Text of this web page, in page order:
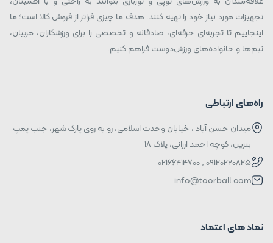
تجهیزات مورد نیاز خود را تهیه کنند. هدف ما چیزی فراتر از فروش کالا است؛ ما
اینجاییم تا تجربه‌ای حرفه‌ای، صادقانه و تخصصی را برای ورزشکاران، مربیان،
تیم‌ها و خانواده‌های ورزش‌دوست فراهم کنیم.
راه‌های ارتباطی
میدان حسن آباد ، خیابان وحدت اسلامی، رو به روی پارک شهر، جنب پمپ
بنزین، کوچه احمد ارزانی، پلاک ۱۸
09120220825 , 02166414700
info@toorball.com
نماد های اعتماد